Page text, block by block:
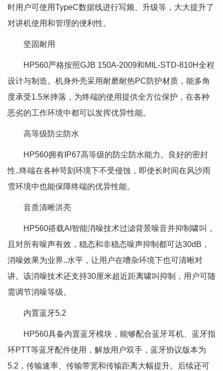
时用户可使用TypeC数据线进行写频、升级等，大大提升了
对讲机使用和管理的便利性。
坚固耐用
HP560严格按照GJB 150A-2009和MIL-STD-810H全程
设计与制造。机身外壳采用耐磨耐热PC防护材质，能多角
度承受1.5米摔落，为终端的使用提供全方位保护，在各种
恶劣的工作环境中都可以发挥优异性能。
高等级防尘防水
HP560拥有IP67高等级的防尘防水能力。良好的密封
性..终端在各种苛刻环境下不受侵蚀，即使长时间在风沙雨
雪环境中也能保障终端的优异性能。
音质清晰洪亮
HP560搭载AI智能消噪技术过滤背景噪音并抑制啸叫，
且对所有噪声有效，稳态和非稳态噪声抑制都可达30dB，
消噪效果为业界..水平，让用户在嘈杂环境下也可清晰对
讲。该消噪技术还支持30厘米超近距离啸叫抑制，用户可随
需调节消噪等级。
内置蓝牙5.2
HP560具备内置蓝牙模块，能够配合蓝牙耳机、蓝牙指
环PTT等蓝牙配件使用，解放用户双手，蓝牙协议版本为
5.2，传输速率、传输带宽和传输距离大幅提升。后续还可